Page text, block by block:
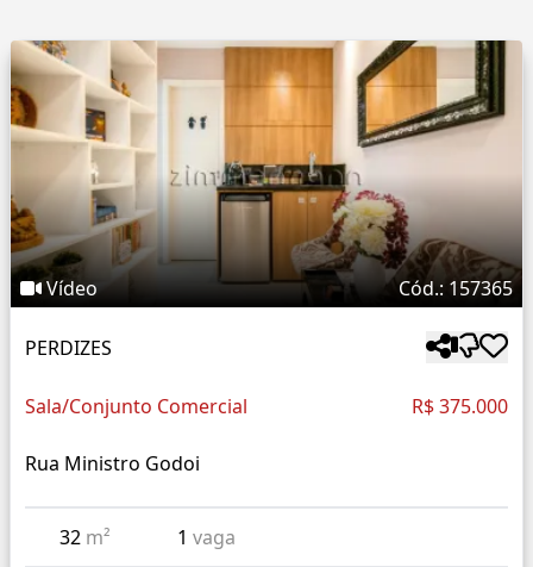
Vídeo Cód.: 157365
PERDIZES
Sala/Conjunto Comercial R$ 375.000
Rua Ministro Godoi
32 m² 1 vaga